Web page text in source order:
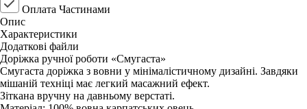
Оплата Частинами
Опис
Характеристики
Додаткові файли
Доріжка ручної роботи «Смугаста»
Смугаста доріжка з вовни у мінімалістичному дизайні. Завдяки
мішаній техніці має легкий масажний ефект.
Зіткана вручну на давньому верстаті.